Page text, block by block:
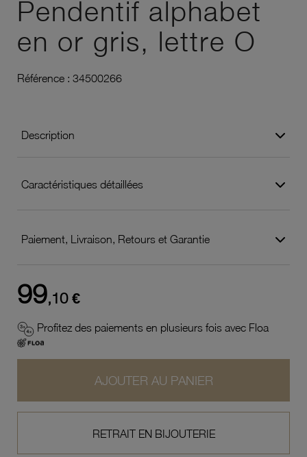
Pendentif alphabet
en or gris, lettre O
Référence : 34500266
Description
Caractéristiques détaillées
Paiement, Livraison, Retours et Garantie
99,10 €
Profitez des paiements en plusieurs fois avec Floa
AJOUTER AU PANIER
RETRAIT EN BIJOUTERIE